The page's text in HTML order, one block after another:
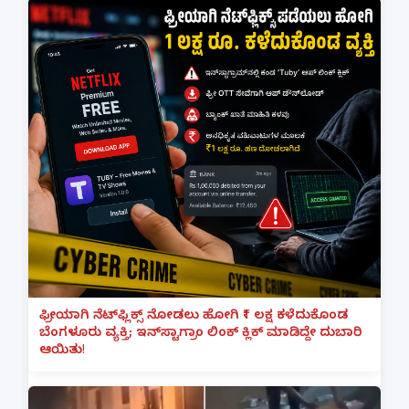
ಫ್ರೀಯಾಗಿ ನೆಟ್‌ಫ್ಲಿಕ್ಸ್ ನೋಡಲು ಹೋಗಿ ₹1 ಲಕ್ಷ ಕಳೆದುಕೊಂಡ
ಬೆಂಗಳೂರು ವ್ಯಕ್ತಿ; ಇನ್‌ಸ್ಟಾಗ್ರಾಂ ಲಿಂಕ್ ಕ್ಲಿಕ್ ಮಾಡಿದ್ದೇ ದುಬಾರಿ
ಆಯಿತು!